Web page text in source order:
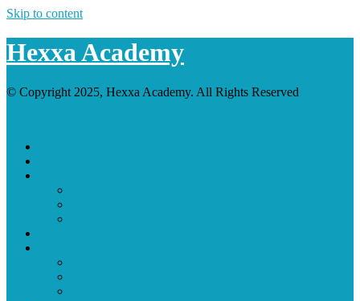
Skip to content
Hexxa Academy
© Copyright 2025, Hexxa Academy. All Rights Reserved